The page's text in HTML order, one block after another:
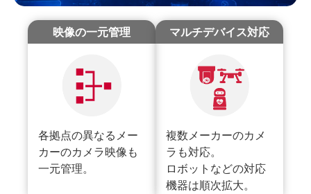
映像の一元管理
各拠点の異なるメー
カーのカメラ映像も
一元管理。
マルチデバイス対応
複数メーカーのカメ
ラも対応。
ロボットなどの対応
機器は順次拡大。